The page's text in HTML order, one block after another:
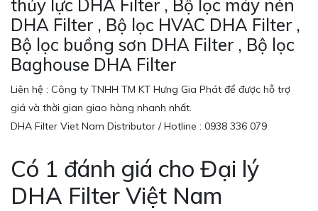
thủy lực DHA Filter , Bộ lọc máy nén
DHA Filter , Bộ lọc HVAC DHA Filter ,
Bộ lọc buồng sơn DHA Filter , Bộ lọc
Baghouse DHA Filter
Liên hệ : Công ty TNHH TM KT Hưng Gia Phát để được hỗ trợ
giá và thời gian giao hàng nhanh nhất.
DHA Filter Viet Nam Distributor / Hotline : 0938 336 079
Có 1 đánh giá cho Đại lý
DHA Filter Việt Nam